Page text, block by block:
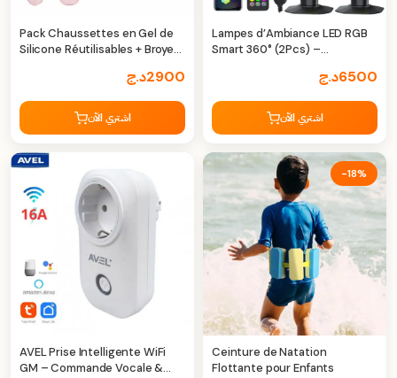
Lampes d’Ambiance LED RGB
Smart 360° (2Pcs) –
& Effets Dynamiques
6500د.ج
اشتري الآن
Pack Chaussettes en Gel de
Silicone Réutilisables + Broyeur
2900د.ج
اشتري الآن
-18%
Ceinture de Natation
Flottante pour Enfants
AVEL Prise Intelligente WiFi
GM – Commande Vocale &